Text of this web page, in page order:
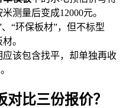
测量后变成12000元。
“环保板材”，但不标型
。
该包含找平，却单独再收
比三份报价？